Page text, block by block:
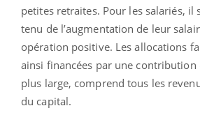
petites retraites. Pour les salariés, il
tenu del’augmentation de leur
opération positive. Les allocations
ainsi financées par une contribution
plus large, comprend tous les
du capital.